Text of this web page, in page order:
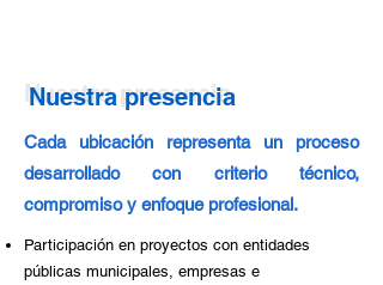
Nuestra presencia
Nuestra presencia
Cada ubicación representa un proceso
desarrollado con criterio técnico,
compromiso y enfoque profesional.
Participación en proyectos con entidades
públicas municipales, empresas e